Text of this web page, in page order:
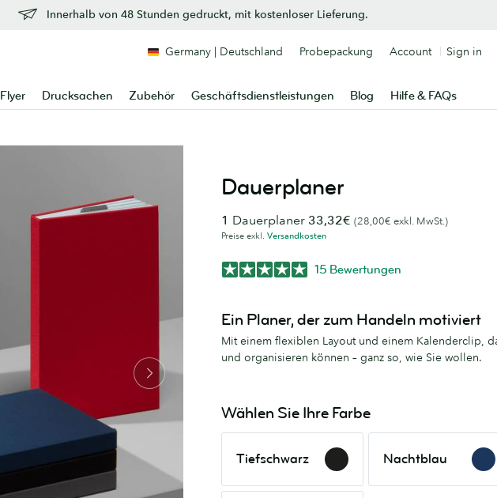
Innerhalb von 48 Stunden gedruckt, mit kostenloser Lieferung.
Flyer Drucksachen Zubehör Geschäftsdienstleistungen Blog Hilfe & FAQs
Germany | Deutschland Probepackung Account Sign in
Dauerplaner
1 Dauerplaner 33,32€ (28,00€ exkl. MwSt.)
Preise exkl. Versandkosten
15 Bewertungen
Ein Planer, der zum Handeln motiviert
Mit einem flexiblen Layout und einem Kalenderclip,
und organisieren können – ganz so, wie Sie wollen.
Wählen Sie Ihre Farbe
Tiefschwarz Nachtblau